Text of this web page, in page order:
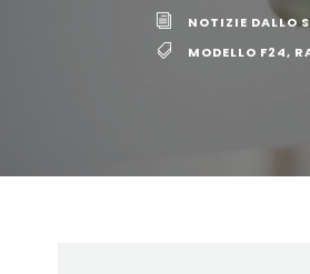
NOTIZIE DALLO
MODELLO F24,